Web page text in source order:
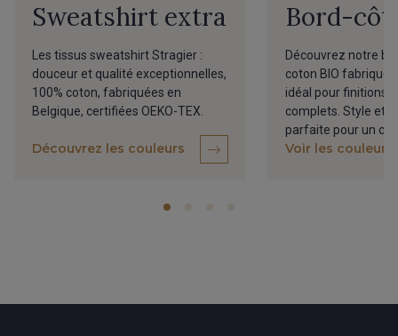
Sweatshirt extra
Les tissus sweatshirt Stragier :
douceur et qualité exceptionnelles,
100% coton, fabriquées en
Belgique, certifiées OEKO-TEX.
Découvrez les couleurs
Bord-
Découvrez notre
coton BIO fabriqué
idéal pour finitions
complets. Style et
parfaite pour un
Voir les couleurs